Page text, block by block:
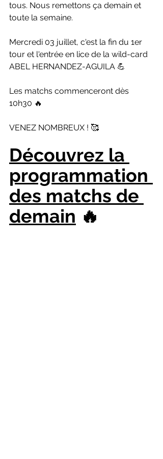
tous. Nous remettons ça demain et
toute la semaine.
Mercredi 03 juillet, c'est la fin du 1er
tour et l'entrée en lice de la wild-card
ABEL HERNANDEZ-AGUILA 💪
Les matchs commenceront dès
10h30 🔥
VENEZ NOMBREUX ! 🥰
Découvrez la
programmation
des matchs de
demain 🔥